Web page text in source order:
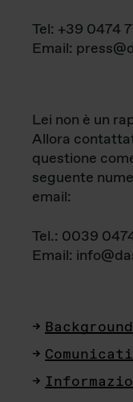
Tel: +39 0474
Email:
Lei non è un
Allora
questione
seguente
email:
Tel.: 0039
Email:
Background